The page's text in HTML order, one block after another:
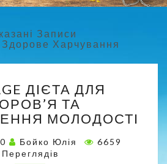
Записи
Здорове Харчування
N
T
I
G
E
ДІЄТА ДЛЯ
ТА
МОЛОДОСТІ
Бойко Юлія
6659
Переглядів